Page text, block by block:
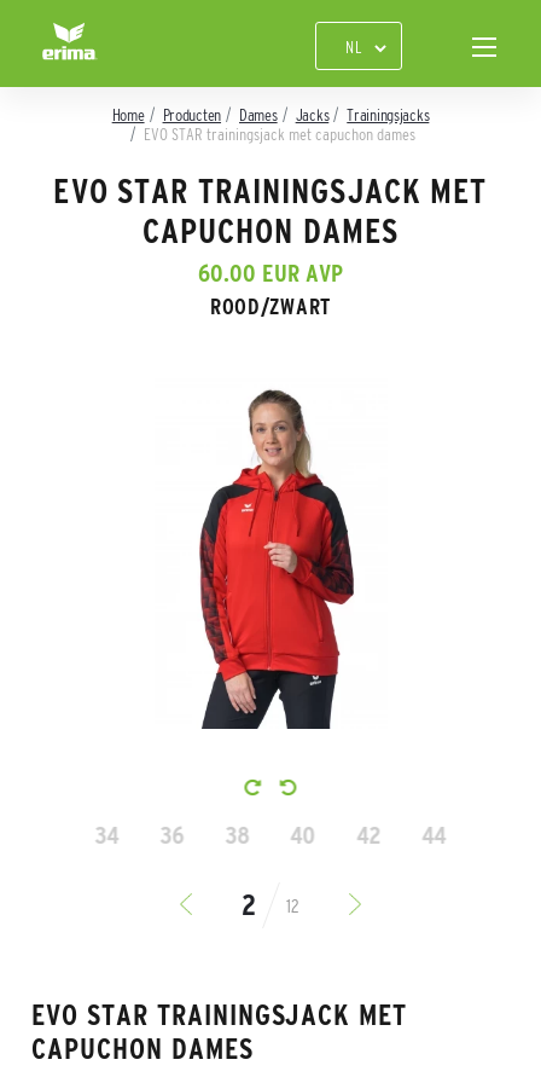
Home Producten Dames Jacks
Trainingsjacks
EVO STAR trainingsjack met capuchon dames
EVO STAR TRAININGSJACK MET
CAPUCHON DAMES
60.00 EUR AVP
ROOD/ZWART
34 36 38 40 42 44
12
EVO STAR TRAININGSJACK MET
CAPUCHON DAMES